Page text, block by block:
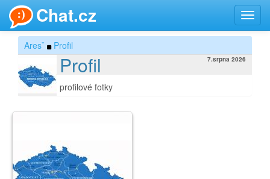
Chat.cz
Aresˇ Profil
7.srpna 2026
Profil
profilové fotky